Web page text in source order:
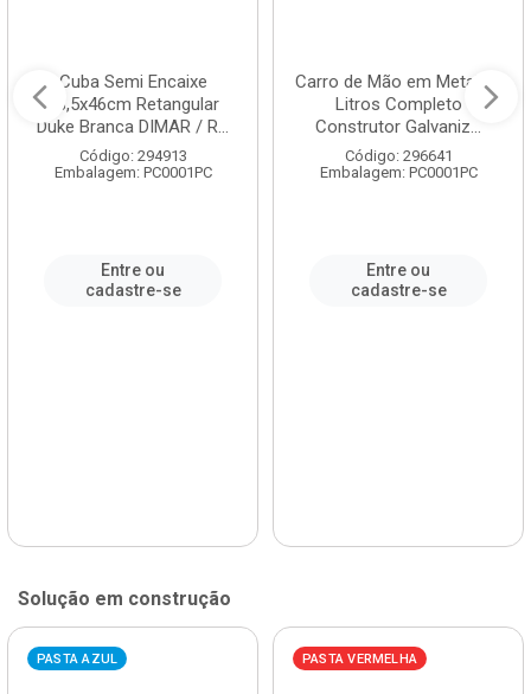
Cuba Semi Encaixe
58,5x46cm Retangular
Duke Branca DIMAR / R...
Código: 294913
Embalagem: PC0001PC
Entre ou
cadastre-se
Carro de Mão em Metal 60
Litros Completo
Construtor Galvaniz...
Código: 296641
Embalagem: PC0001PC
Entre ou
cadastre-se
Solução em construção
PASTA AZUL PASTA VERMELHA